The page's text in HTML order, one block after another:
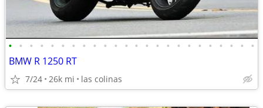
• • • • • • • • • • • • • • • • • • • • • • • •
BMW R 1250 RT
7/24 26k mi las colinas